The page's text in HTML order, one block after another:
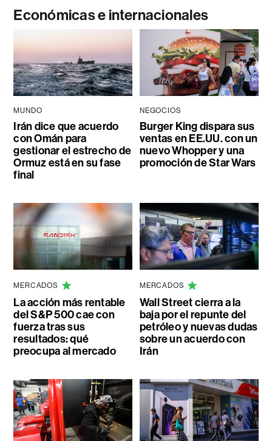
Económicas e internacionales
MUNDO
Irán dice que acuerdo
con Omán para
gestionar el estrecho de
Ormuz está en su fase
final
NEGOCIOS
Burger King dispara sus
ventas en EE.UU. con un
nuevo Whopper y una
promoción de Star Wars
MERCADOS
La acción más rentable
del S&P 500 cae con
fuerza tras sus
resultados: qué
preocupa al mercado
MERCADOS
Wall Street cierra a la
baja por el repunte del
petróleo y nuevas dudas
sobre un acuerdo con
Irán